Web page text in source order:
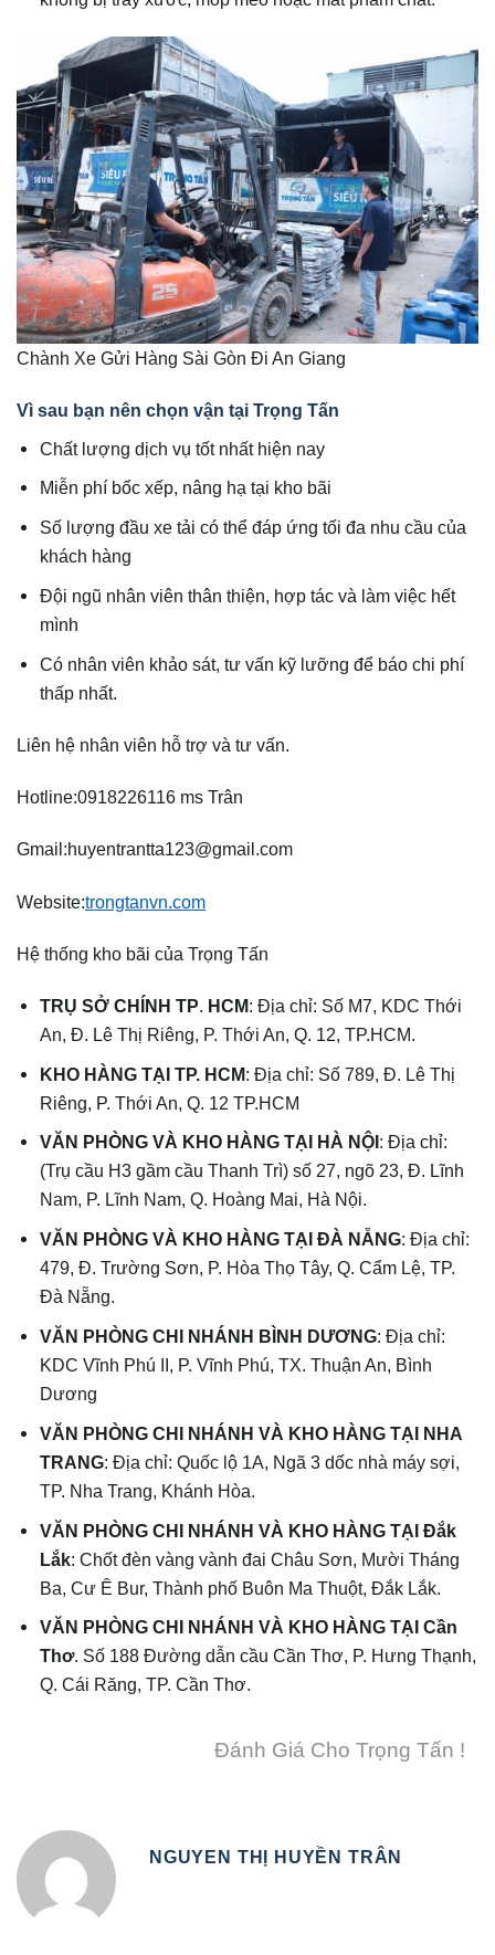
Chành Xe Gửi Hàng Sài Gòn Đi An Giang
Vì sau bạn nên chọn vận tại Trọng Tấn
Chất lượng dịch vụ tốt nhất hiện nay
Miễn phí bốc xếp, nâng hạ tại kho bãi
Số lượng đầu xe tải có thể đáp ứng tối đa nhu cầu của
khách hàng
Đội ngũ nhân viên thân thiện, hợp tác và làm việc hết
mình
Có nhân viên khảo sát, tư vấn kỹ lưỡng để báo chi phí
thấp nhất.
Liên hệ nhân viên hỗ trợ và tư vấn.
Hotline:0918226116 ms Trân
Gmail:huyentrantta123@gmail.com
Website:trongtanvn.com
Hệ thống kho bãi của Trọng Tấn
TRỤ SỞ CHÍNH TP. HCM: Địa chỉ: Số M7, KDC Thới
An, Đ. Lê Thị Riêng, P. Thới An, Q. 12, TP.HCM.
KHO HÀNG TẠI TP. HCM: Địa chỉ: Số 789, Đ. Lê Thị
Riêng, P. Thới An, Q. 12 TP.HCM
VĂN PHÒNG VÀ KHO HÀNG TẠI HÀ NỘI : Địa chỉ:
(Trụ cầu H3 gầm cầu Thanh Trì) số 27, ngõ 23, Đ. Lĩnh
Nam, P. Lĩnh Nam, Q. Hoàng Mai, Hà Nội.
VĂN PHÒNG VÀ KHO HÀNG TẠI ĐÀ NẴNG: Địa chỉ:
479, Đ. Trường Sơn, P. Hòa Thọ Tây, Q. Cẩm Lệ, TP.
Đà Nẵng.
VĂN PHÒNG CHI NHÁNH BÌNH DƯƠNG: Địa chỉ:
KDC Vĩnh Phú II, P. Vĩnh Phú, TX. Thuận An, Bình
Dương
VĂN PHÒNG CHI NHÁNH VÀ KHO HÀNG TẠI NHA
TRANG: Địa chỉ: Quốc lộ 1A, Ngã 3 dốc nhà máy sợi,
TP. Nha Trang, Khánh Hòa.
VĂN PHÒNG CHI NHÁNH VÀ KHO HÀNG TẠI Đắk
Lắk: Chốt đèn vàng vành đai Châu Sơn, Mười Tháng
Ba, Cư Ê Bur, Thành phố Buôn Ma Thuột, Đắk Lắk.
VĂN PHÒNG CHI NHÁNH VÀ KHO HÀNG TẠI Cần
Thơ. Số 188 Đường dẫn cầu Cần Thơ, P. Hưng Thạnh,
Q. Cái Răng, TP. Cần Thơ.
Đánh Giá Cho Trọng Tấn !
NGUYEN THỊ HUYỀN TRÂN